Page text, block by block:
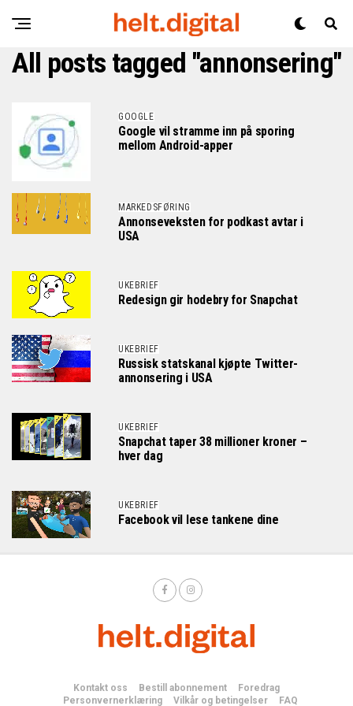
All posts tagged "annonsering"
GOOGLE
Google vil stramme inn på sporing
mellom Android-apper
MARKEDSFØRING
Annonseveksten for podkast avtar i
USA
UKEBRIEF
Redesign gir hodebry for Snapchat
UKEBRIEF
Russisk statskanal kjøpte Twitter-
annonsering i USA
UKEBRIEF
Snapchat taper 38 millioner kroner –
hver dag
UKEBRIEF
Facebook vil lese tankene dine
Kontakt oss Bestill abonnement
Foredrag
Personvernerklæring
Vilkår og betingelser FAQ